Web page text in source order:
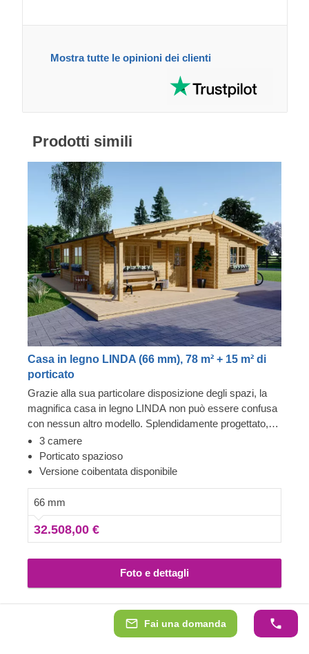
Mostra tutte le opinioni dei clienti
Fai una domanda
Prodotti simili
Casa in legno LINDA (66 mm), 78 m² + 15 m² di
porticato
Grazie alla sua particolare disposizione degli spazi, la
magnifica casa in legno LINDA non può essere confusa
con nessun altro modello. Splendidamente progettato,
questo edificio in stile classico offre numerose aree relax
all'aperto e una comoda disposizione interna. Organizza
lo spazio in base alle tue esigenze personali e alla tua
su misura per le tutte le tue esigenze. Per garantirti la
maggiore comodità possibile, è disponibile anche una
versione coibentata di questo modello.
3 camere
Porticato spazioso
Versione coibentata disponibile
66 mm
32.508,00 €
Foto e dettagli
Consegna 3 - 5 settimane